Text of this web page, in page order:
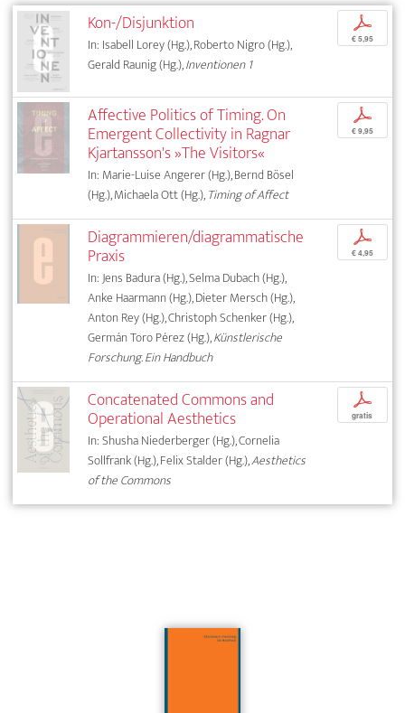
Kon-/Disjunktion
In: Isabell Lorey (Hg.), Roberto Nigro (Hg.),
Gerald Raunig (Hg.),Inventionen 1
p
€ 5,95
Affective Politics of Timing. On
Emergent Collectivity in Ragnar
Kjartansson's »The Visitors«
In: Marie-Luise Angerer (Hg.), Bernd Bösel
(Hg.), Michaela Ott (Hg.),Timing of Affect
p
€ 9,95
Diagrammieren/diagrammatische
Praxis
In: Jens Badura (Hg.), Selma Dubach (Hg.),
Anke Haarmann (Hg.), Dieter Mersch (Hg.),
Anton Rey (Hg.), Christoph Schenker (Hg.),
Germán Toro Pérez (Hg.),Künstlerische
Forschung. Ein Handbuch
p
€ 4,95
Concatenated Commons and
Operational Aesthetics
In: Shusha Niederberger (Hg.), Cornelia
Sollfrank (Hg.), Felix Stalder (Hg.),Aesthetics
of the Commons
p
gratis